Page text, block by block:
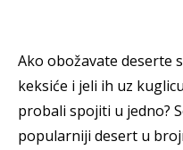
Ako obožavate deserte
keksiće i jeli ih uz
probali spojiti u jedno?
popularniji desert u